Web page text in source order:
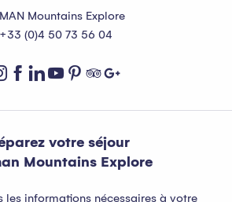
Mountains Explore
+33 (0)4 50 73 56 04
votre séjour
Mountains Explore
les informations nécessaires à votre